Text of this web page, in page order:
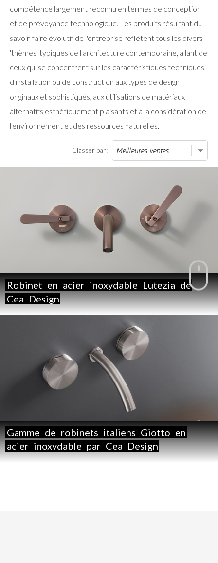
compétence largement reconnu en termes de conception
et de prévoyance technologique. Les produits résultant du
savoir-faire évolutif de l'entreprise reflètent tous les divers
'thèmes' typiques de l'architecture contemporaine, allant de
ceux qui se concentrent sur les caractéristiques techniques,
d'installation ou de construction aux types de design
originaux et sophistiqués, aux utilisations de matériaux
alternatifs esthétiquement plaisants et à la considération de
l'environnement et des ressources naturelles.
Classer par:
Robinet en acier inoxydable Lutezia de
Cea Design
Gamme de robinets italiens Giotto en
acier inoxydable par Cea Design